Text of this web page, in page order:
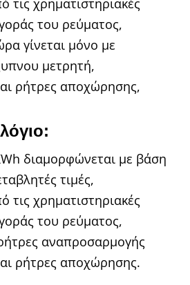
τις χρηματιστηριακές
του ρεύματος,
γίνεται μόνο με
μετρητή,
ρήτρες αποχώρησης,
διαμορφώνεται με βάση
τιμές,
τις χρηματιστηριακές
του ρεύματος,
αναπροσαρμογής
ρήτρες αποχώρησης.